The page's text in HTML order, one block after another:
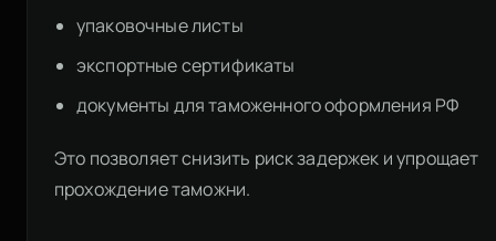
упаковочные листы
экспортные сертификаты
документы для таможенного оформления РФ
Это позволяет снизить риск задержек и упрощает
прохождение таможни.